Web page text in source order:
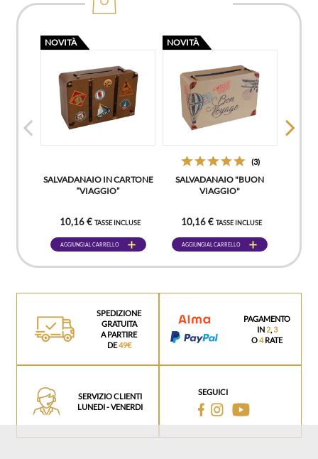
NOVITÀ
SALVADANAIO IN CARTONE
“VIAGGIO”
10,16 € TASSE INCLUSE
AGGIUNGI AL CARRELLO
NOVITÀ
(3)
SALVADANAIO "BUON
VIAGGIO"
10,16 €TASSE INCLUSE
AGGIUNGI AL CARRELLO
SPEDIZIONE
GRATUITA
A PARTIRE
DE49€
PAGAMENTO
IN2, 3
O4RATE
SERVIZIO CLIENTI
LUNEDI - VENERDI
SEGUICI